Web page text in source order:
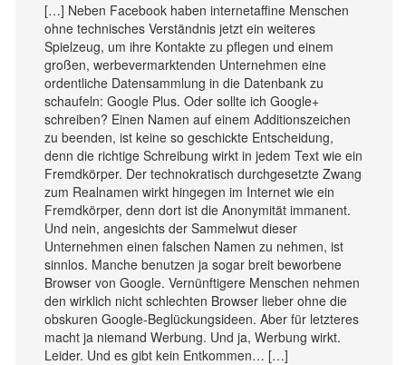
[…] Neben Facebook haben internetaffine Menschen
ohne technisches Verständnis jetzt ein weiteres
Spielzeug, um ihre Kontakte zu pflegen und einem
großen, werbevermarktenden Unternehmen eine
ordentliche Datensammlung in die Datenbank zu
schaufeln: Google Plus. Oder sollte ich Google+
schreiben? Einen Namen auf einem Additionszeichen
zu beenden, ist keine so geschickte Entscheidung,
denn die richtige Schreibung wirkt in jedem Text wie ein
Fremdkörper. Der technokratisch durchgesetzte Zwang
zum Realnamen wirkt hingegen im Internet wie ein
Fremdkörper, denn dort ist die Anonymität immanent.
Und nein, angesichts der Sammelwut dieser
Unternehmen einen falschen Namen zu nehmen, ist
sinnlos. Manche benutzen ja sogar breit beworbene
Browser von Google. Vernünftigere Menschen nehmen
den wirklich nicht schlechten Browser lieber ohne die
obskuren Google-Beglückungsideen. Aber für letzteres
macht ja niemand Werbung. Und ja, Werbung wirkt.
Leider. Und es gibt kein Entkommen… […]